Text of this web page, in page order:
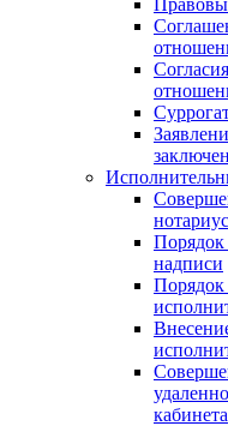
Порядок
надписи
Порядок
кабинета